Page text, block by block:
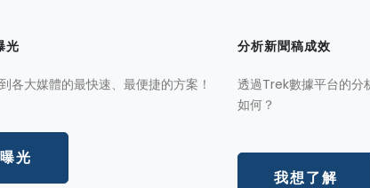
光
各大媒體的最快速、最便捷的方案！
光
分析新聞稿成效
透過Trek數據平台的分
如何？
我想了解